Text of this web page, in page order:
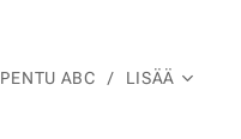
PENTU ABC LISÄÄ